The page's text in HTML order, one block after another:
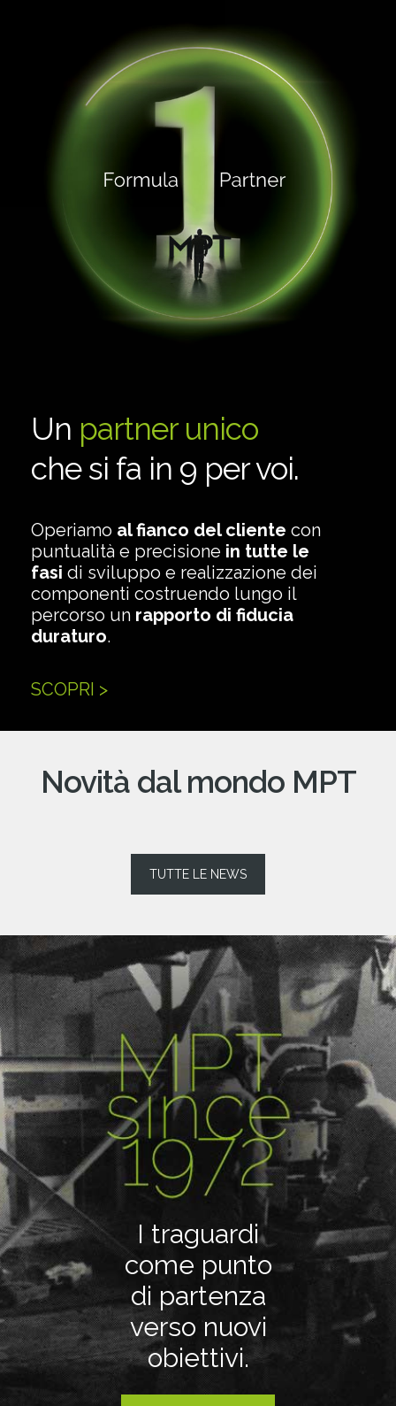
Un partner unico
che si fa in 9 per voi.
Operiamo al fianco del cliente con
puntualità e precisione in tutte le
fasi di sviluppo e realizzazione dei
componenti costruendo lungo il
percorso un rapporto di fiducia
duraturo.
SCOPRI >
Novità dal mondo MPT
TUTTE LE NEWS
I traguardi
come punto
di partenza
verso nuovi
obiettivi.